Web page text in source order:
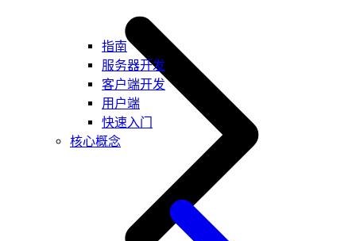
指南
服务器开发
客户端开发
用户端
快速入门
核心概念